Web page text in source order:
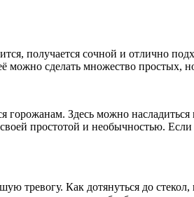
получается сочной и отлично
можно сделать множество
Здесь можно насладиться
простотой и необычностью.
Как дотянуться до стекол,